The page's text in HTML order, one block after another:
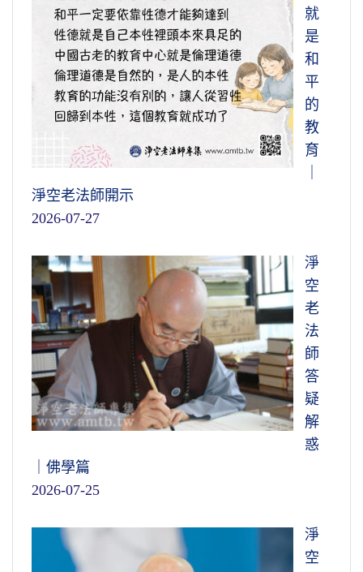
就
是
和
平
的
教
育
淨空老法師開示
2026-07-27
淨
空
老
法
師
答
疑
解
惑
｜佛學篇
2026-07-25
淨
空